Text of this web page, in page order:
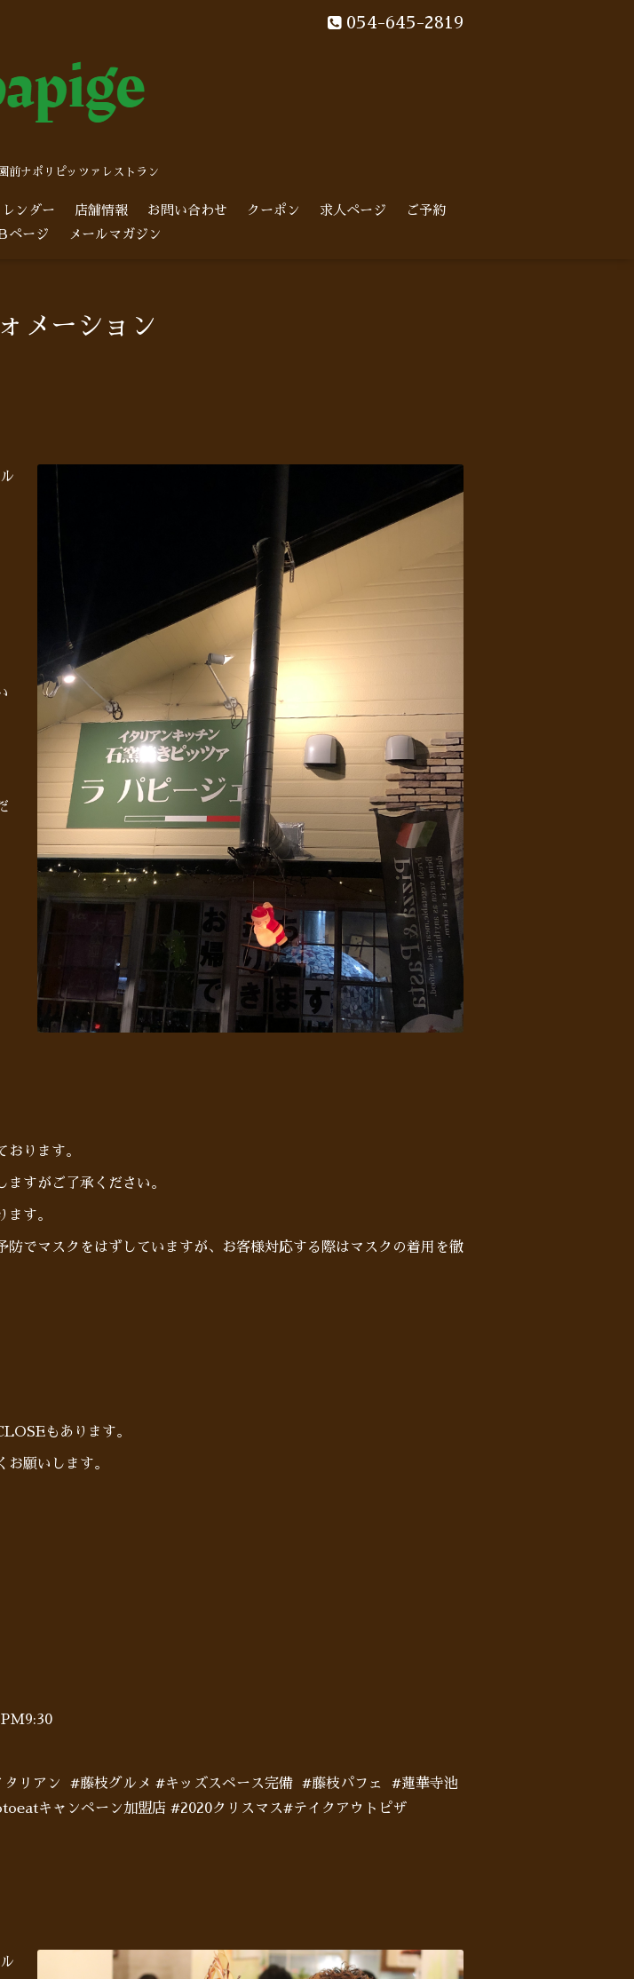
054-645-2819
前ナポリピッツァレストラン
レンダー 店舗情報 お問い合わせ クーポン 求人ページ
ご予約
ページ
メールマガジン
メーション
ります。
すがご了承ください。
す。
防でマスクをはずしていますが、お客様対応する際はマスクの着用を徹
もあります。
願いします。
リアン #藤枝グルメ #キッズスペース完備 #藤枝パフェ #蓮華寺池
キャンペーン加盟店 #2020クリスマス#テイクアウトピザ